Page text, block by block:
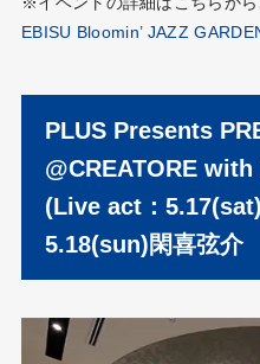
EBISU Bloomin’ JAZZ
PLUS Presents
@CREATORE with
(Live act：
5.18(sun)閑喜弦介